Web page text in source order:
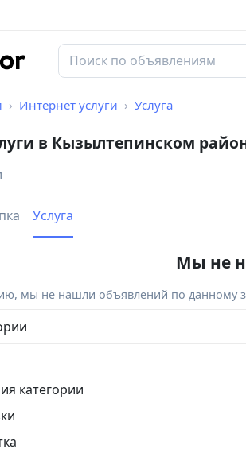
Интернет услуги Услуга
в Кызылтепинском
Услуга
Мы не
мы не нашли объявлений по данному
категории